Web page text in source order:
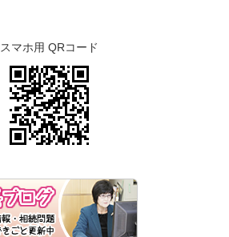
スマホ用 QRコード